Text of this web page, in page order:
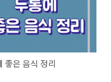
좋은 음식 정리